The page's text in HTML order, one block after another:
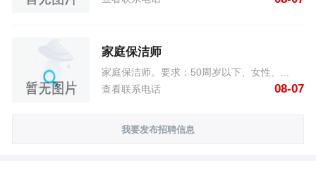
家庭保洁师
家庭保洁师。要求：50周岁以下、女性、...
查看联系电话
08-07
我要发布招聘信息